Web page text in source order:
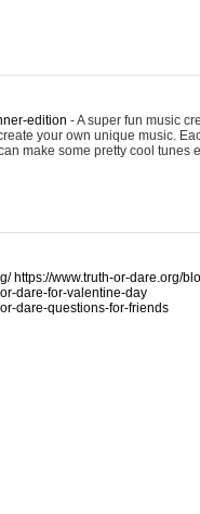
edition - A super fun music
your own unique music.
make some pretty cool
https://www.truth-or-dare.org/
dare-for-valentine-day
dare-questions-for-friends